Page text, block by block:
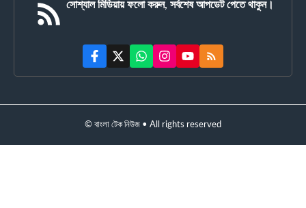
সোশ্যাল মিডিয়ায় ফলো করুন, সর্বশেষ আপডেট পেতে থাকুন।
© বাংলা টেক নিউজ • All rights reserved